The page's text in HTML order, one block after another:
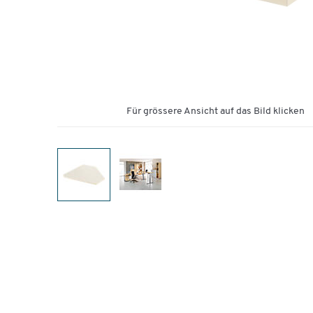
Für grössere Ansicht auf das Bild klicken